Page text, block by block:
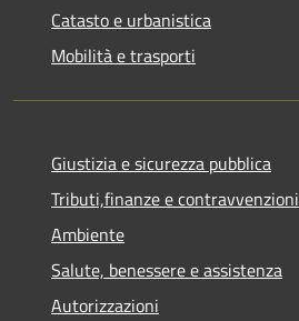
Catasto e urbanistica
Mobilità e trasporti
Giustizia e sicurezza pubblica
Tributi,finanze e contravvenzioni
Ambiente
Salute, benessere e assistenza
Autorizzazioni